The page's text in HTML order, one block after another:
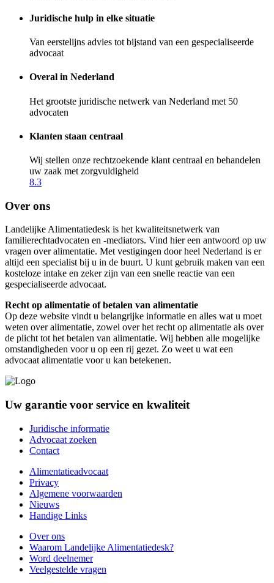
Juridische hulp in elke situatie
Van eerstelijns advies tot bijstand van een gespecialiseerde
advocaat
Overal in Nederland
Het grootste juridische netwerk van Nederland met 50
advocaten
Klanten staan centraal
Wij stellen onze rechtzoekende klant centraal en behandelen
uw zaak met zorgvuldigheid
8.3
Over ons
Landelijke Alimentatiedesk is het kwaliteitsnetwerk van
familierechtadvocaten en -mediators. Vind hier een antwoord op uw
vragen over alimentatie. Met vestigingen door heel Nederland is er
altijd een specialist bij u in de buurt. U kunt gebruik maken van een
kosteloze intake en zeker zijn van een snelle reactie van een
gespecialiseerde advocaat.
Recht op alimentatie of betalen van alimentatie
Op deze website vindt u belangrijke informatie en alles wat u moet
weten over alimentatie, zowel over het recht op alimentatie als over
de plicht tot het betalen van alimentatie. Wij hebben alle mogelijke
omstandigheden voor u op een rij gezet. Zo weet u wat een
advocaat alimentatie voor u kan betekenen.
Uw garantie voor service en kwaliteit
Juridische informatie
Advocaat zoeken
Contact
Alimentatieadvocaat
Privacy
Algemene voorwaarden
Nieuws
Handige Links
Over ons
Waarom Landelijke Alimentatiedesk?
Word deelnemer
Veelgestelde vragen